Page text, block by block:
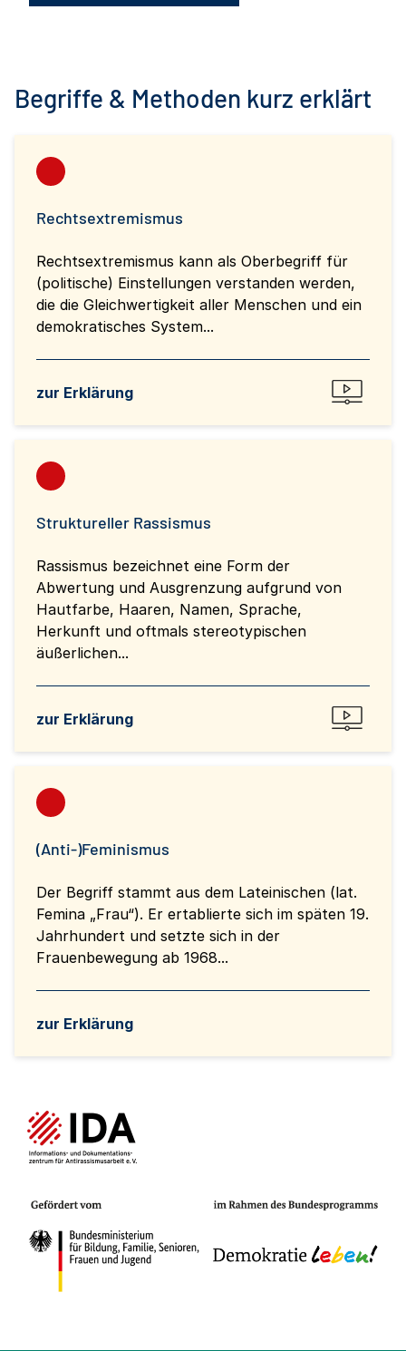
Begriffe & Methoden kurz erklärt
Rechtsextremismus
Rechtsextremismus kann als Oberbegriff für
(politische) Einstellungen verstanden werden,
die die Gleichwertigkeit aller Menschen und ein
demokratisches System...
zur Erklärung
Struktureller Rassismus
Rassismus bezeichnet eine Form der
Abwertung und Ausgrenzung aufgrund von
Hautfarbe, Haaren, Namen, Sprache,
Herkunft und oftmals stereotypischen
äußerlichen...
zur Erklärung
(Anti-)Feminismus
Der Begriff stammt aus dem Lateinischen (lat.
Femina „Frau“). Er ertablierte sich im späten 19.
Jahrhundert und setzte sich in der
Frauenbewegung ab 1968...
zur Erklärung